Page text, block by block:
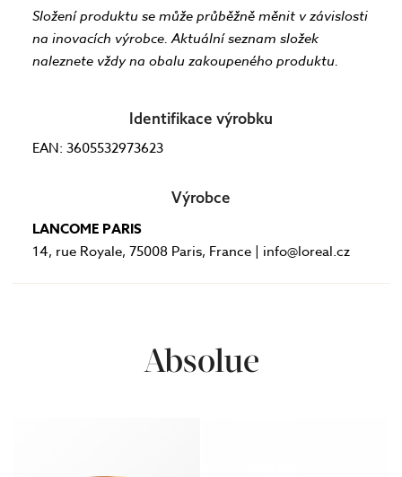
Složení produktu se může průběžně měnit v závislosti
na inovacích výrobce. Aktuální seznam složek
naleznete vždy na obalu zakoupeného produktu.
Identifikace výrobku
EAN: 3605532973623
Výrobce
LANCOME PARIS
14, rue Royale, 75008 Paris, France | info@loreal.cz
Absolue